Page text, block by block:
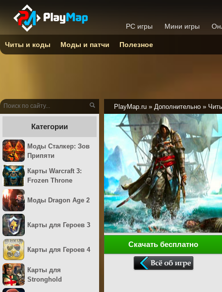
PlayMap.ru » Дополнительно »
Скачать бесплатно
Категории
Моды Сталкер: Зов
Припяти
Карты Warcraft 3:
Frozen Throne
Моды Dragon Age 2
Карты для Героев 3
Карты для Героев 4
Карты для
Stronghold
PC игры Мини игры
Читы и коды Моды и патчи Полезное